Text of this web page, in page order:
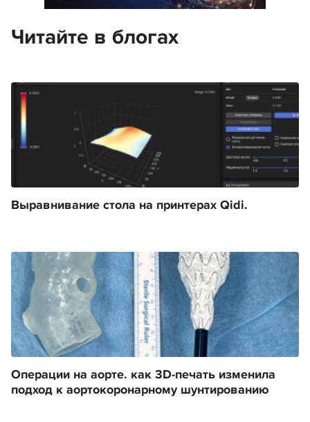
Читайте в блогах
Выравнивание стола на принтерах Qidi.
Операции на аорте. как 3D-печать изменила
подход к аортокоронарному шунтированию